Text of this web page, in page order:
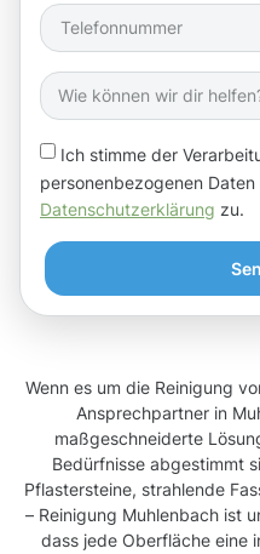
Ich stimme der
personenbezogenen
Datenschutzerklärung zu.
Wenn es um die Reinigung
Ansprechpartner in
maßgeschneiderte
Bedürfnisse abgestimmt
Pflastersteine, strahlende
– Reinigung Muhlenbach ist
dass jede Oberfläche eine